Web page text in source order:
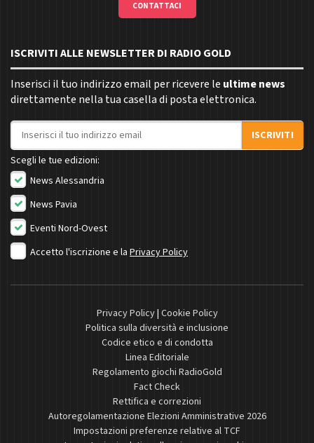
CONTATTACI
ISCRIVITI ALLE NEWSLETTER DI RADIO GOLD
Inserisci il tuo indirizzo email per ricevere le ultime news
direttamente nella tua casella di posta elettronica.
Indirizzo email
ISCRIVITI
Scegli le tue edizioni:
News Alessandria
News Pavia
Eventi Nord-Ovest
Accetto l'iscrizione e la Privacy Policy
Privacy Policy| Cookie Policy
Politica sulla diversità e inclusione
Codice etico e di condotta
Linea Editoriale
Regolamento giochi RadioGold
Fact Check
Rettifica e correzioni
Autoregolamentazione Elezioni Amministrative 2026
Impostazioni preferenze relative al TCF